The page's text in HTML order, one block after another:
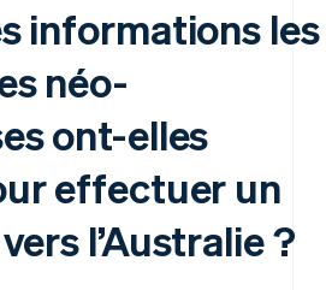
informations les
néo-
ont-elles
effectuer un
l’Australie ?